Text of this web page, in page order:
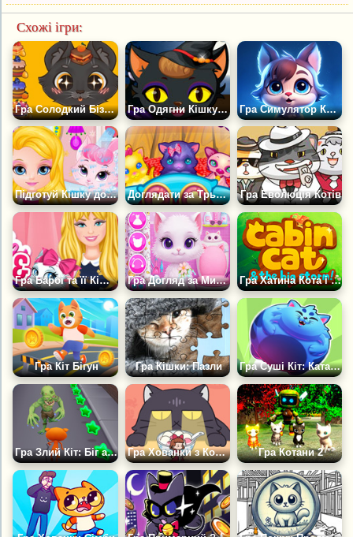
Схожі ігри:
Гра Солодкий Бізнес Котів: Торти Гра Одягни Кішку до Геловіну Гра Симулятор Кота: Колекція мемів
Підготуй Кішку до Конкурсу Краси Доглядати за Трьома Кошенятами Гра Еволюція Котів
Гра Барбі та її Кішка Модниці Гра Догляд за Милими Кішками Гра Хатина Кота і Великий Шторм
Гра Кіт Бігун Гра Кішки: Пазли Гра Суші Кіт: Катапульта
Гра Злий Кіт: Біг алеєю Зомбі Гра Хованки з Кошеням Гра Котани 2